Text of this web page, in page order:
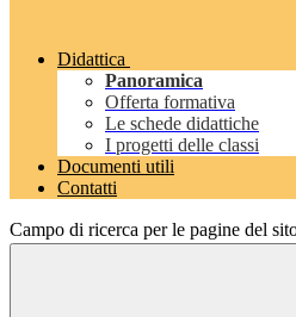
Didattica
Panoramica
Offerta formativa
Le schede didattiche
I progetti delle classi
Documenti utili
Contatti
Campo di ricerca per le pagine del